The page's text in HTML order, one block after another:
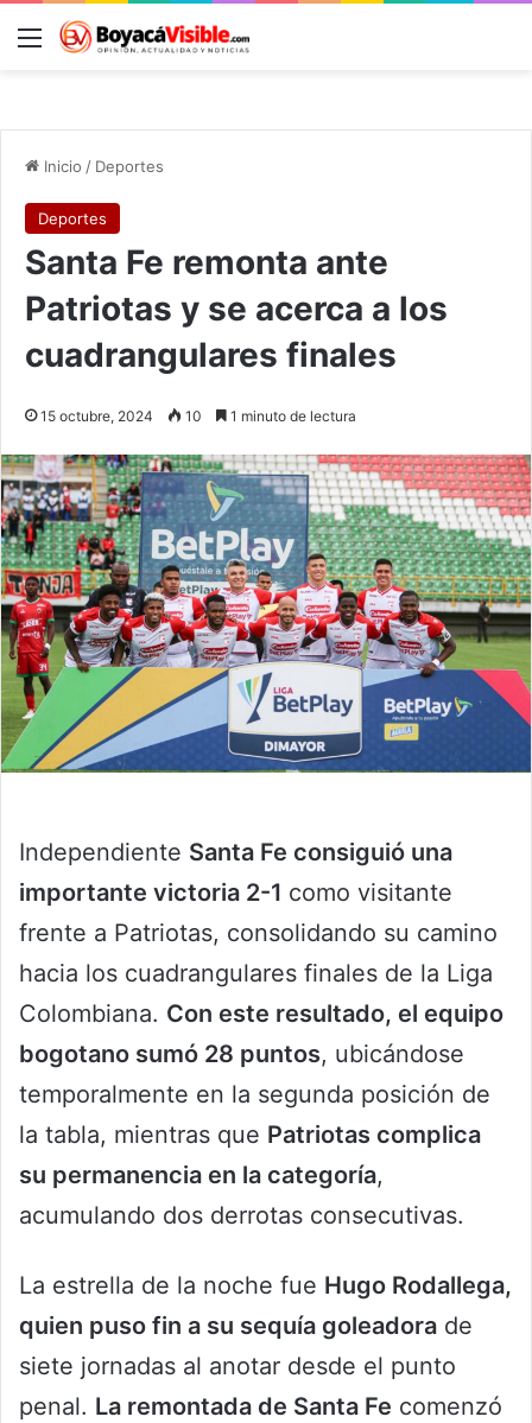
Menú
Inicio / Deportes
Deportes
Santa Fe remonta ante
Patriotas y se acerca a los
cuadrangulares finales
15 octubre, 2024 10 1 minuto de lectura
Independiente Santa Fe consiguió una
importante victoria 2-1 como visitante
frente a Patriotas, consolidando su camino
hacia los cuadrangulares finales de la Liga
Colombiana. Con este resultado, el equipo
bogotano sumó 28 puntos, ubicándose
temporalmente en la segunda posición de
la tabla, mientras que Patriotas complica
su permanencia en la categoría,
acumulando dos derrotas consecutivas.
La estrella de la noche fue Hugo Rodallega,
quien puso fin a su sequía goleadora de
siete jornadas al anotar desde el punto
penal. La remontada de Santa Fe comenzó